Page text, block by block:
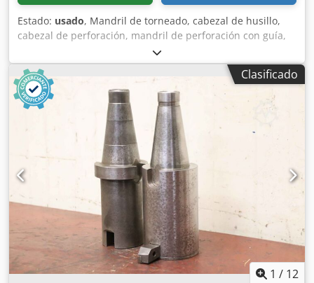
Estado: usado, Mandril de torneado, cabezal de husillo,
cabezal de perforación, mandril de perforación con guía,
mandril, cabezal de husillo para perforación, mandril de
avellanado, herramienta de husillo, broca ranurada,
cabezal de corte -Broca ranurada: cabezal de perforación y
cabezal de corte con sistema de refrigeración -Diámetro de
perforación: 62 mm -Conexión: MK4 Dwjdpek Hdtxefx
Algea -Dimensiones: 740/76/107 mm -Peso: 5,4 kg
Clasificado
1 / 12